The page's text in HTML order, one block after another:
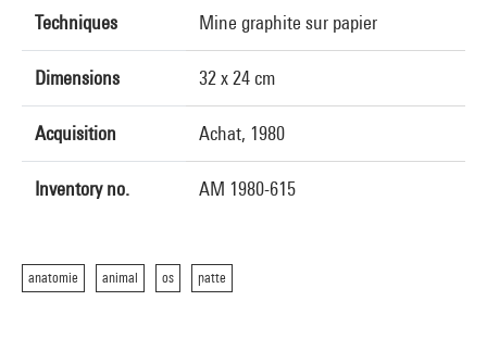
Techniques Mine graphite sur papier
Dimensions 32 x 24 cm
Acquisition Achat, 1980
Inventory no. AM 1980-615
anatomie animal os patte